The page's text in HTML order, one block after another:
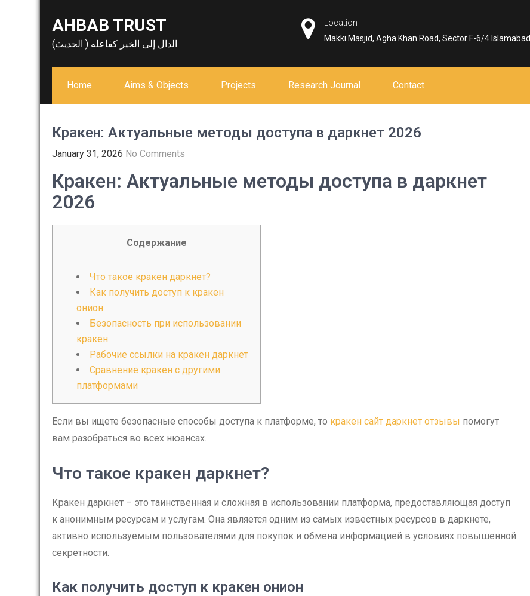
AHBAB TRUST
الدال إلى الخير كفاعله ( الحديث)
Location
Makki Masjid, Agha Khan Road, Sector F-6/4 Islamabad
Home Aims & Objects Projects Research Journal Contact
Кракен: Актуальные методы доступа в даркнет 2026
January 31, 2026 No Comments
Кракен: Актуальные методы доступа в даркнет
2026
Содержание
Что такое кракен даркнет?
Как получить доступ к кракен
онион
Безопасность при использовании
кракен
Рабочие ссылки на кракен даркнет
Сравнение кракен с другими
платформами
Если вы ищете безопасные способы доступа к платформе, то кракен сайт даркнет отзывы помогут
вам разобраться во всех нюансах.
Что такое кракен даркнет?
Кракен даркнет – это таинственная и сложная в использовании платформа, предоставляющая доступ
к анонимным ресурсам и услугам. Она является одним из самых известных ресурсов в даркнете,
активно используемым пользователями для покупок и обмена информацией в условиях повышенной
секретности.
Как получить доступ к кракен онион